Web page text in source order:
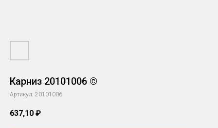
Карниз 20101006 ©
Артикул: 20101006
637,10 ₽